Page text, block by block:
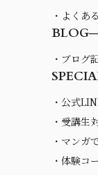
・よくあ
BLOG
・ブログ
・公式
・受講生
・マンガ
・体験コ